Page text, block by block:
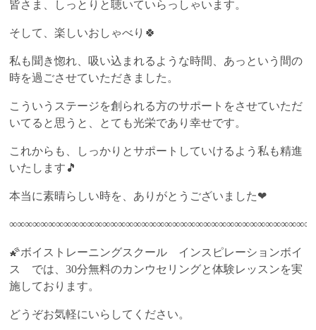
皆さま、しっとりと聴いていらっしゃいます。
そして、楽しいおしゃべり🍀
私も聞き惚れ、吸い込まれるような時間、あっという間の
時を過ごさせていただきました。
こういうステージを創られる方のサポートをさせていただ
いてると思うと、とても光栄であり幸せです。
これからも、しっかりとサポートしていけるよう私も精進
いたします🎵
本当に素晴らしい時を、ありがとうございました❤
∞∞∞∞∞∞∞∞∞∞∞∞∞∞∞∞∞∞∞∞∞∞∞∞∞∞∞∞∞∞∞∞∞∞∞∞∞∞∞
🌠ボイストレーニングスクール インスピレーションボイ
ス では、30分無料のカンウセリングと体験レッスンを実
施しております。
どうぞお気軽にいらしてください。